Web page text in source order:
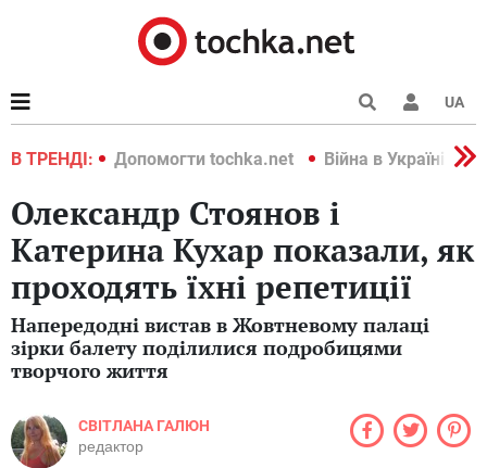
UA
В ТРЕНДІ:
2022 Допомогти tochka.net Війна в Україні 2022
Олександр Стоянов і
Катерина Кухар показали, як
проходять їхні репетиції
Напередодні вистав в Жовтневому палаці
зірки балету поділилися подробицями
творчого життя
СВІТЛАНА ГАЛЮН
редактор